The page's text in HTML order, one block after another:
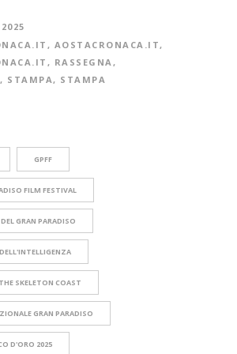
, AOSTACRONACA.IT ,
, RASSEGNA ,
, STAMPA , STAMPA
GPFF
FILM FESTIVAL
GRAN PARADISO
SKELETON COAST
GRAN PARADISO
D'ORO 2025